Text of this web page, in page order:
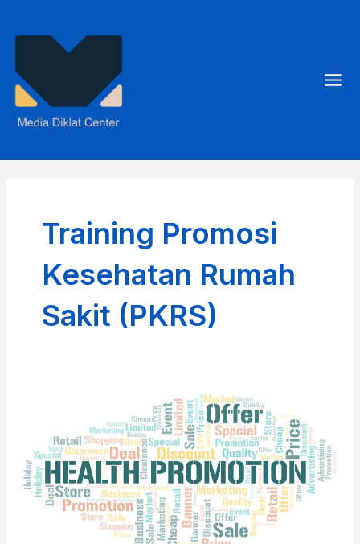
Training Promosi
Kesehatan Rumah
Sakit (PKRS)